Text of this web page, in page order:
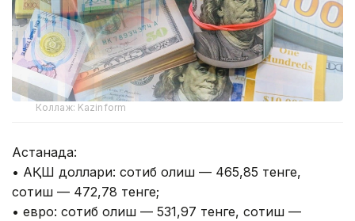
Коллаж: Kazinform
Астанада:
• АҚШ доллари: сотиб олиш — 465,85 тенге,
сотиш — 472,78 тенге;
• евро: сотиб олиш — 531,97 тенге, сотиш —